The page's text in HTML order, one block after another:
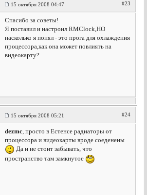
15 октября 2008 04:47 #23
Cпасибо за советы!
Я поставил и настроил RMClock,НО
насколько я понял - это прога для охлаждения
процессора,как она может повлиять на
видеокарту?
15 октября 2008 05:21 #24
dezmc, просто в Естенсе радиаторы от
процессора и видеокарты вроде соеденены
Да и не стоит забывать, что
пространство там замкнутое